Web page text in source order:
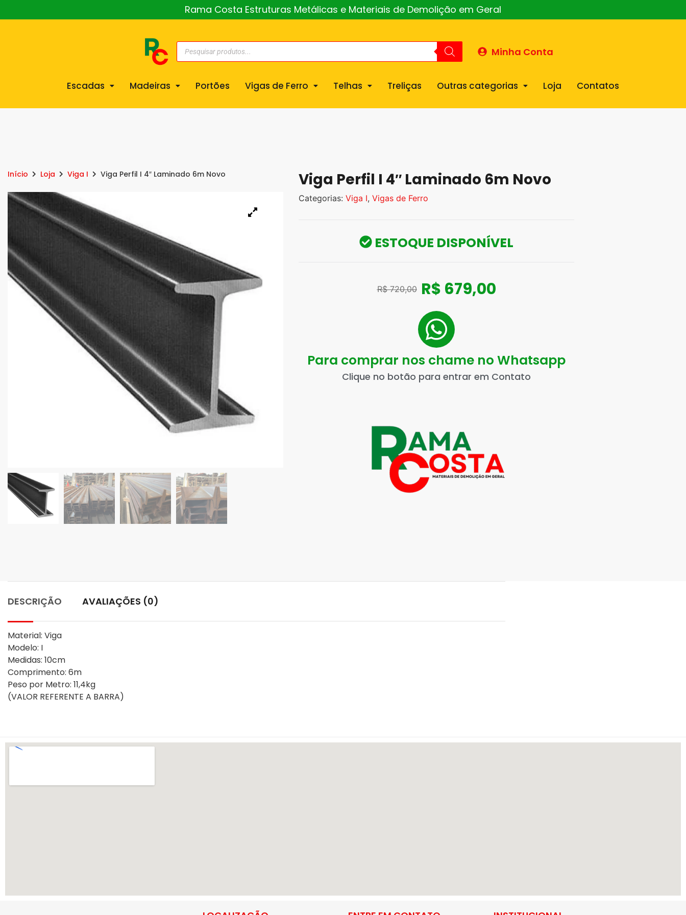
Rama Costa Estruturas Metálicas e Materiais de Demolição em Geral
Minha Conta
Escadas Madeiras Portões Vigas de Ferro Telhas Treliças Outras categorias Loja Contatos
Início Loja Viga I Viga Perfil I 4″ Laminado 6m Novo Viga Perfil I 4″ Laminado 6m Novo
Categorias: Viga I, Vigas de Ferro
ESTOQUE DISPONÍVEL
R$720,00 R$ 679,00
Para comprar nos chame no Whatsapp
Clique no botão para entrar em Contato
DESCRIÇÃO AVALIAÇÕES (0)
Material: Viga
Modelo: I
Medidas: 10cm
Comprimento: 6m
Peso por Metro: 11,4kg
(VALOR REFERENTE A BARRA)